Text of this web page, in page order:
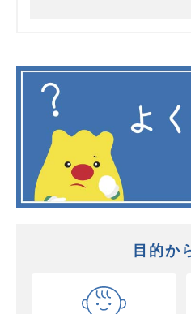
目的か